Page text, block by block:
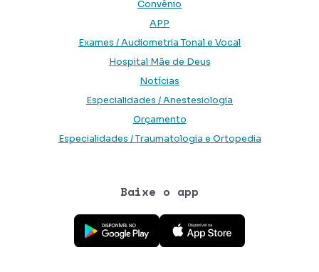
Convênio
APP
Exames / Audiometria Tonal e Vocal
Hospital Mãe de Deus
Notícias
Especialidades / Anestesiologia
Orçamento
Especialidades / Traumatologia e Ortopedia
Baixe o app
Baixe o aplicativo na Google Play Store
Baixe o aplicativo na App Store